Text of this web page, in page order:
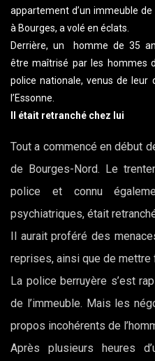
appartement d’un immeuble
à Bourges, a volé en éclats.
Derrière, un homme de 35
être maîtrisé par les hommes
police nationale, venus de leur
l’Essonne.
Il était retranché chez lui
Tout a commencé en début
de Bourges-Nord. Le
police et connu
psychiatriques, était
Il aurait proféré des
reprises, ainsi que de mettre
La police berruyère s’est
de l’immeuble. Mais les
propos incohérents de
Après plusieurs heures